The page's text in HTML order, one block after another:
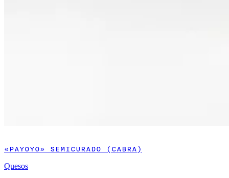
«PAYOYO» SEMICURADO (CABRA)
Quesos